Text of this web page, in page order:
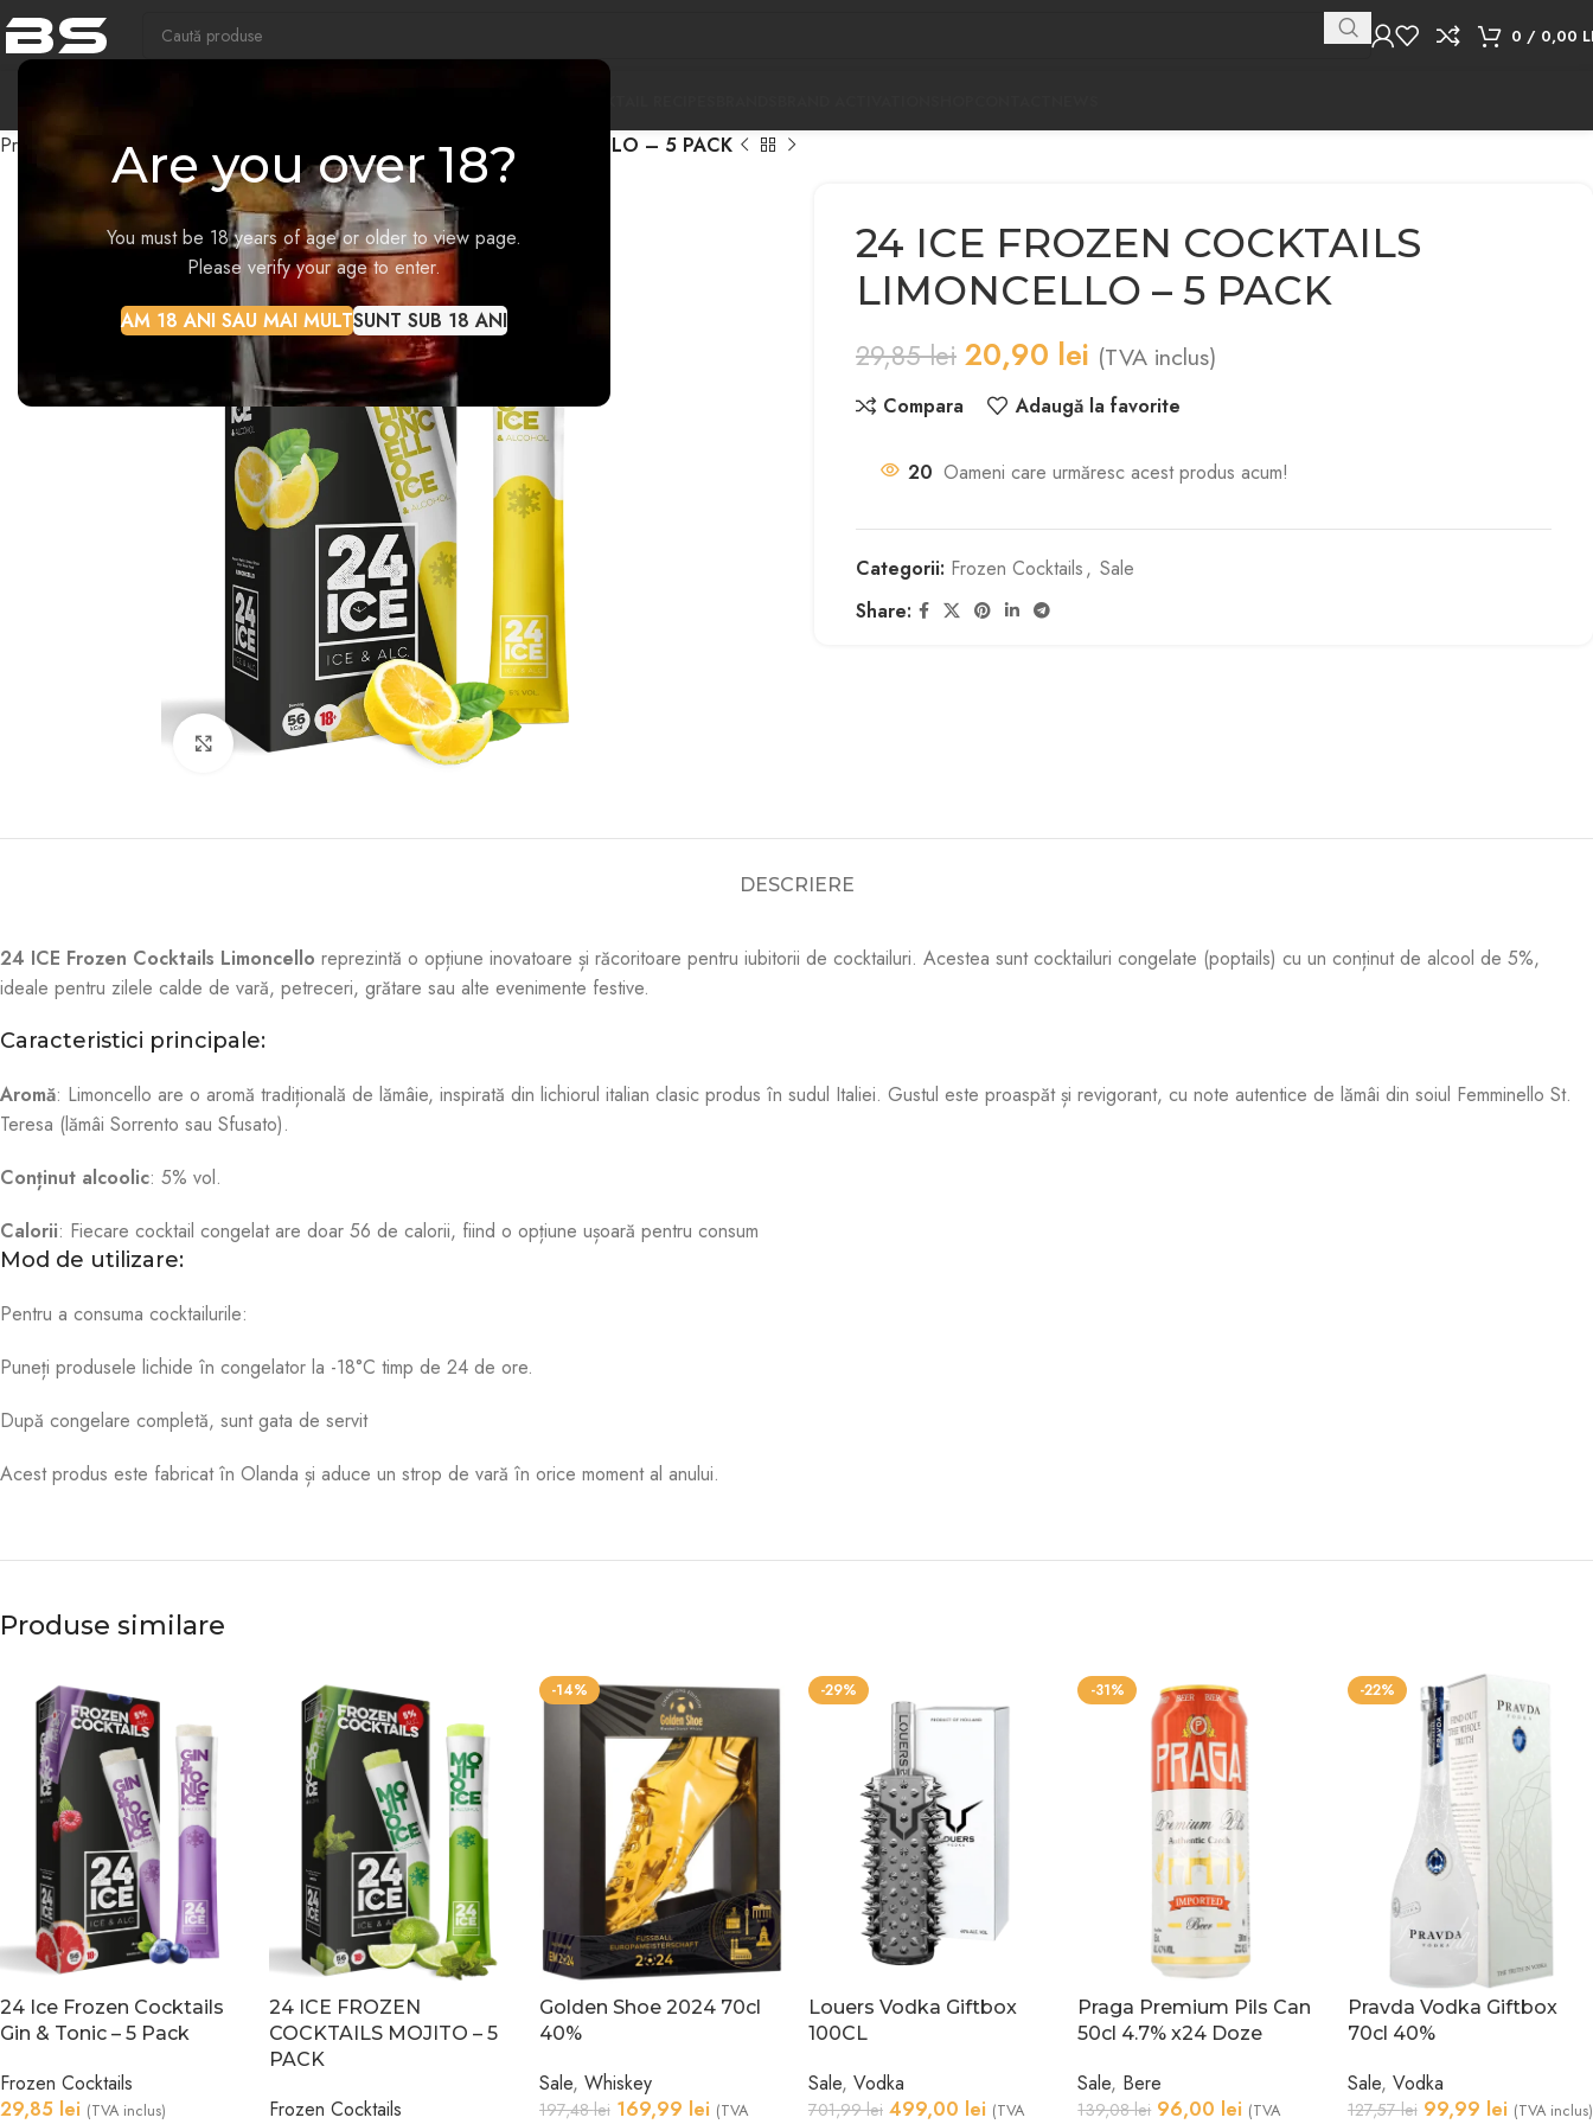
Are you over 18?
You must be 18 years of age or older to view page.
Please verify your age to enter.
AM 18 ANI SAU MAI MULTSUNT SUB 18 ANI
0 / 0,00
Prima pagină Frozen Cocktails 24 ICE FROZEN COCKTAILS LIMONCELLO – 5 PACK
-30%
STOC EPUIZAT
Faceți click pentru a mări
24 ICE FROZEN COCKTAILS
LIMONCELLO – 5 PACK
29,85lei 20,90 lei (TVA inclus)
Compara Adaugă la favorite
20 Oameni care urmăresc acest produs acum!
Categorii: Frozen Cocktails, Sale
Share:
DESCRIERE
24 ICE Frozen Cocktails Limoncello reprezintă o opțiune inovatoare și răcoritoare pentru iubitorii de cocktailuri. Acestea sunt cocktailuri congelate (poptails) cu un conținut de alcool de 5%,
ideale pentru zilele calde de vară, petreceri, grătare sau alte evenimente festive.
Caracteristici principale:
Aromă: Limoncello are o aromă tradițională de lămâie, inspirată din lichiorul italian clasic produs în sudul Italiei. Gustul este proaspăt și revigorant, cu note autentice de lămâi din soiul Femminello St.
Teresa (lămâi Sorrento sau Sfusato).
Conținut alcoolic: 5% vol.
Calorii: Fiecare cocktail congelat are doar 56 de calorii, fiind o opțiune ușoară pentru consum
Mod de utilizare:
Pentru a consuma cocktailurile:
Puneți produsele lichide în congelator la -18°C timp de 24 de ore.
După congelare completă, sunt gata de servit
Acest produs este fabricat în Olanda și aduce un strop de vară în orice moment al anului.
Produse similare
24 Ice Frozen Cocktails
Gin & Tonic – 5 Pack
Frozen Cocktails
29,85 lei (TVA inclus)
24 ICE FROZEN
COCKTAILS MOJITO – 5
PACK
Frozen Cocktails
-14%
Golden Shoe 2024 70cl
40%
Sale, Whiskey
197,48lei 169,99 lei (TVA
-29%
Louers Vodka Giftbox
100CL
Sale, Vodka
701,99lei 499,00 lei (TVA
-31%
Praga Premium Pils Can
50cl 4.7% x24 Doze
Sale, Bere
139,08lei 96,00 lei (TVA
-22%
Pravda Vodka Giftbox
70cl 40%
Sale, Vodka
127,57lei 99,99 lei (TVA inclus)